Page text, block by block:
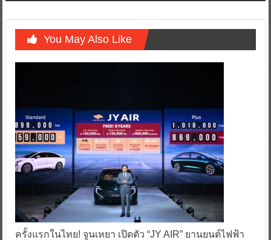
You May Also Like
ครั้งแรกในไทย! จูนเหยา เปิดตัว “JY AIR” ยานยนต์ไฟฟ้า